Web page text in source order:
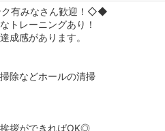
有みなさん歓迎！◇◆
トレーニングあり！
成感があります。
除などホールの清掃
挨拶ができればOK◎